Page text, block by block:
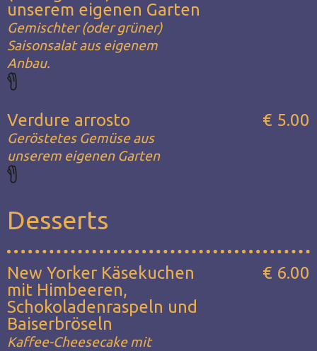
unserem eigenen Garten
Gemischter (oder grüner)
Saisonsalat aus eigenem
Anbau.
Verdure arrosto
Geröstetes Gemüse aus
unserem eigenen Garten
€ 5.00
Desserts
New Yorker Käsekuchen
mit Himbeeren,
Schokoladenraspeln und
Baiserbröseln
Kaffee-Cheesecake mit
€ 6.00